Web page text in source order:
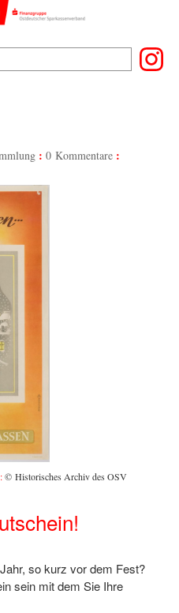
0 Kommentare
:© Historisches Archiv des OSV
so kurz vor dem Fest?
sein mit dem Sie Ihre